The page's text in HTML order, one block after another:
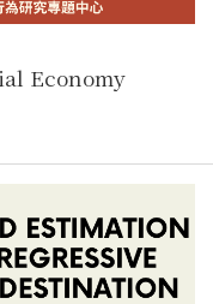
Economy